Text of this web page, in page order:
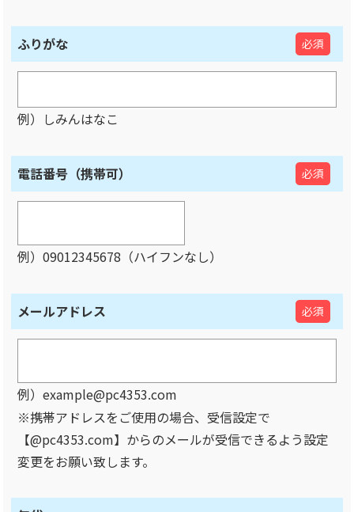
ふりがな 必須
例）しみんはなこ
電話番号（携帯可） 必須
例）09012345678（ハイフンなし）
メールアドレス 必須
例）example@pc4353.com
※携帯アドレスをご使用の場合、受信設定で
【@pc4353.com】からのメールが受信できるよう設定
変更をお願い致します。